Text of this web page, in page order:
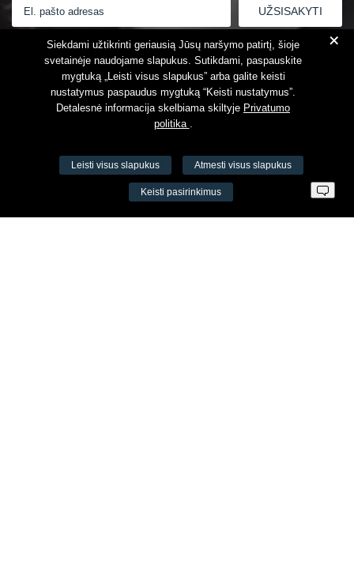
Susipažinau suPrivatumo politika
VŠĮ Fitneso mokymo centras AEROMIX
+
Siekdami užtikrinti geriausią Jūsų naršymo patirtį, šioje
svetainėje naudojame slapukus. Sutikdami, paspauskite
mygtuką „Leisti visus slapukus” arba galite keisti
nustatymus paspaudus mygtuką “Keisti nustatymus”.
Detalesnė informacija skelbiama skiltyje Privatumo
politika .
Leisti visus slapukus Atmesti visus slapukus
Keisti pasirinkimus